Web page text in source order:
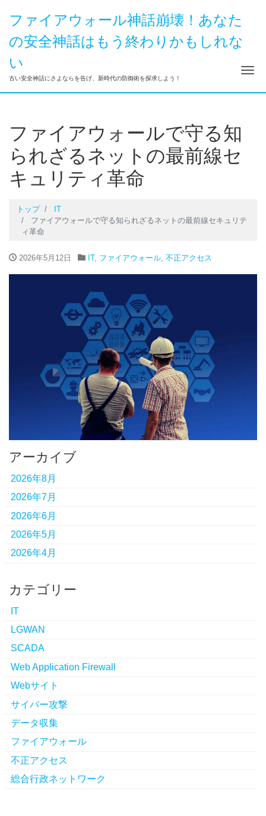
ファイアウォール神話崩壊！あなた
の安全神話はもう終わりかもしれな
い
古い安全神話にさよならを告げ、新時代の防御術を探求しよう！ ナ
ファイアウォールで守る知
られざるネットの最前線セ
キュリティ革命
トップ
IT
ファイアウォールで守る知られざるネットの最前線セキュリテ
ィ革命
2026年5月12日 IT, ファイアウォール, 不正アクセス
アーカイブ
2026年8月
2026年7月
2026年6月
2026年5月
2026年4月
カテゴリー
IT
LGWAN
SCADA
Web Application Firewall
Webサイト
サイバー攻撃
データ収集
ファイアウォール
不正アクセス
総合行政ネットワーク